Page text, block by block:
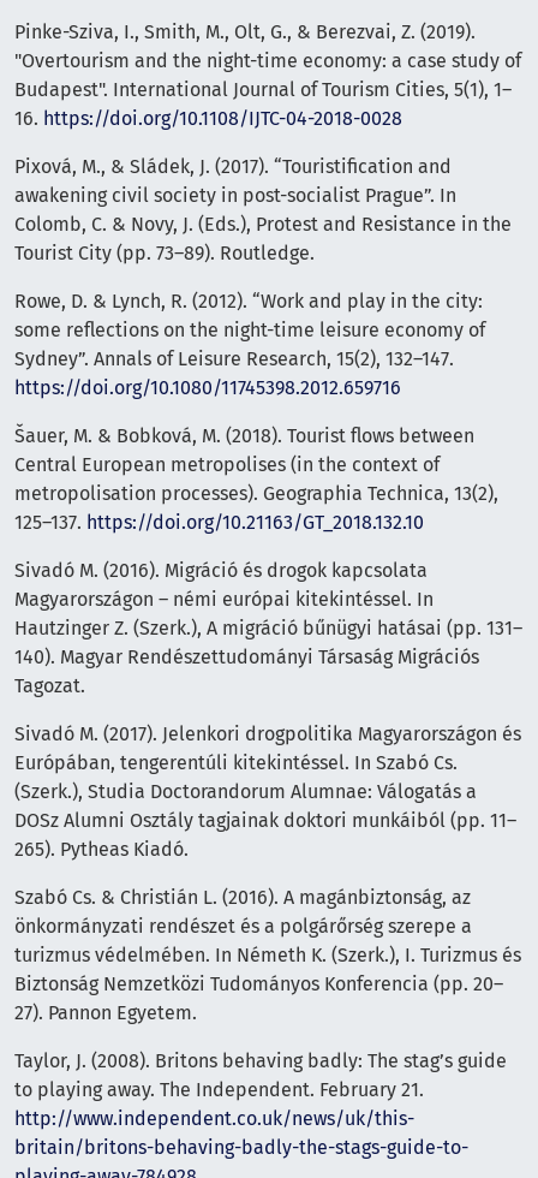
Pinke-Sziva, I., Smith, M., Olt, G., & Berezvai, Z. (2019).
"Overtourism and the night-time economy: a case study of
Budapest". International Journal of Tourism Cities, 5(1), 1–
16. https://doi.org/10.1108/IJTC-04-2018-0028
Pixová, M., & Sládek, J. (2017). “Touristification and
awakening civil society in post-socialist Prague”. In
Colomb, C. & Novy, J. (Eds.), Protest and Resistance in the
Tourist City (pp. 73–89). Routledge.
Rowe, D. & Lynch, R. (2012). “Work and play in the city:
some reflections on the night-time leisure economy of
Sydney”. Annals of Leisure Research, 15(2), 132–147.
https://doi.org/10.1080/11745398.2012.659716
Šauer, M. & Bobková, M. (2018). Tourist flows between
Central European metropolises (in the context of
metropolisation processes). Geographia Technica, 13(2),
125–137. https://doi.org/10.21163/GT_2018.132.10
Sivadó M. (2016). Migráció és drogok kapcsolata
Magyarországon – némi európai kitekintéssel. In
Hautzinger Z. (Szerk.), A migráció bűnügyi hatásai (pp. 131–
140). Magyar Rendészettudományi Társaság Migrációs
Tagozat.
Sivadó M. (2017). Jelenkori drogpolitika Magyarországon és
Európában, tengerentúli kitekintéssel. In Szabó Cs.
(Szerk.), Studia Doctorandorum Alumnae: Válogatás a
DOSz Alumni Osztály tagjainak doktori munkáiból (pp. 11–
265). Pytheas Kiadó.
Szabó Cs. & Christián L. (2016). A magánbiztonság, az
önkormányzati rendészet és a polgárőrség szerepe a
turizmus védelmében. In Németh K. (Szerk.), I. Turizmus és
Biztonság Nemzetközi Tudományos Konferencia (pp. 20–
27). Pannon Egyetem.
Taylor, J. (2008). Britons behaving badly: The stag’s guide
to playing away. The Independent. February 21.
http://www.independent.co.uk/news/uk/this-
britain/britons-behaving-badly-the-stags-guide-to-